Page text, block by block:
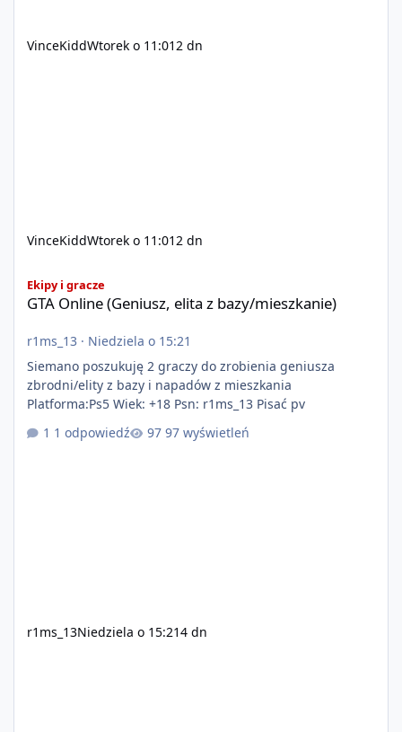
VinceKiddWtorek o 11:012 dn
VinceKiddWtorek o 11:012 dn
Ekipy i gracze
GTA Online (Geniusz, elita z bazy/mieszkanie)
r1ms_13 · Niedziela o 15:21
Siemano poszukuję 2 graczy do zrobienia geniusza
zbrodni/elity z bazy i napadów z mieszkania
Platforma:Ps5 Wiek: +18 Psn: r1ms_13 Pisać pv
1 odpowiedź
97 wyświetleń
r1ms_13Niedziela o 15:214 dn